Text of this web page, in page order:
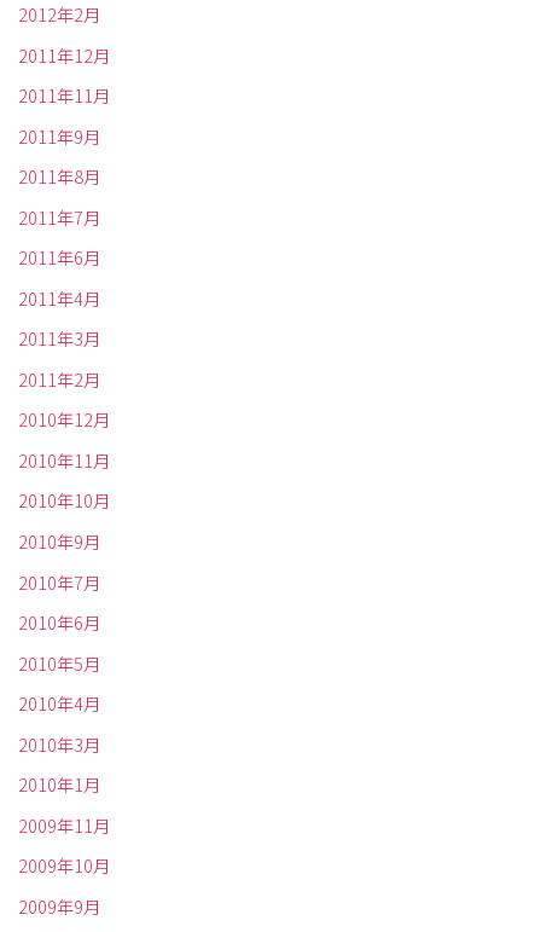
2012年2月
2011年12月
2011年11月
2011年9月
2011年8月
2011年7月
2011年6月
2011年4月
2011年3月
2011年2月
2010年12月
2010年11月
2010年10月
2010年9月
2010年7月
2010年6月
2010年5月
2010年4月
2010年3月
2010年1月
2009年11月
2009年10月
2009年9月